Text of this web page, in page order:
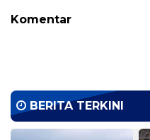
Komentar
BERITA TERKINI